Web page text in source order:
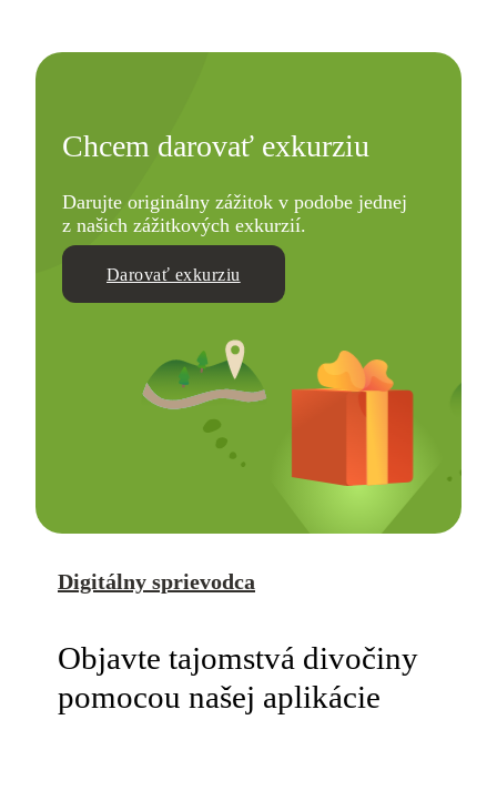
Chcem darovať exkurziu
Darujte originálny zážitok v podobe jednej
z našich zážitkových exkurzií.
Darovať exkurziu
Digitálny sprievodca
Objavte tajomstvá divočiny
pomocou našej aplikácie